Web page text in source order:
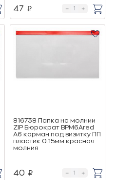
47 p
816738 Папка на молнии
ZIP Бюрократ BPM6Ared
А6 карман под визитку ПП
пластик 0.15мм красная
молния
40 p